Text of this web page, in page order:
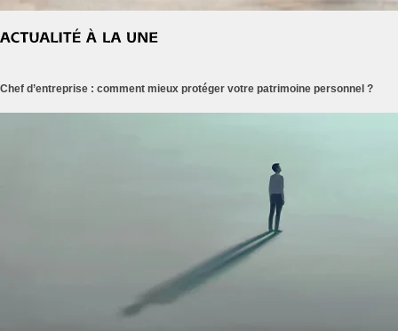
Chef d’entreprise : comment mieux protéger votre patrimoine personnel ?